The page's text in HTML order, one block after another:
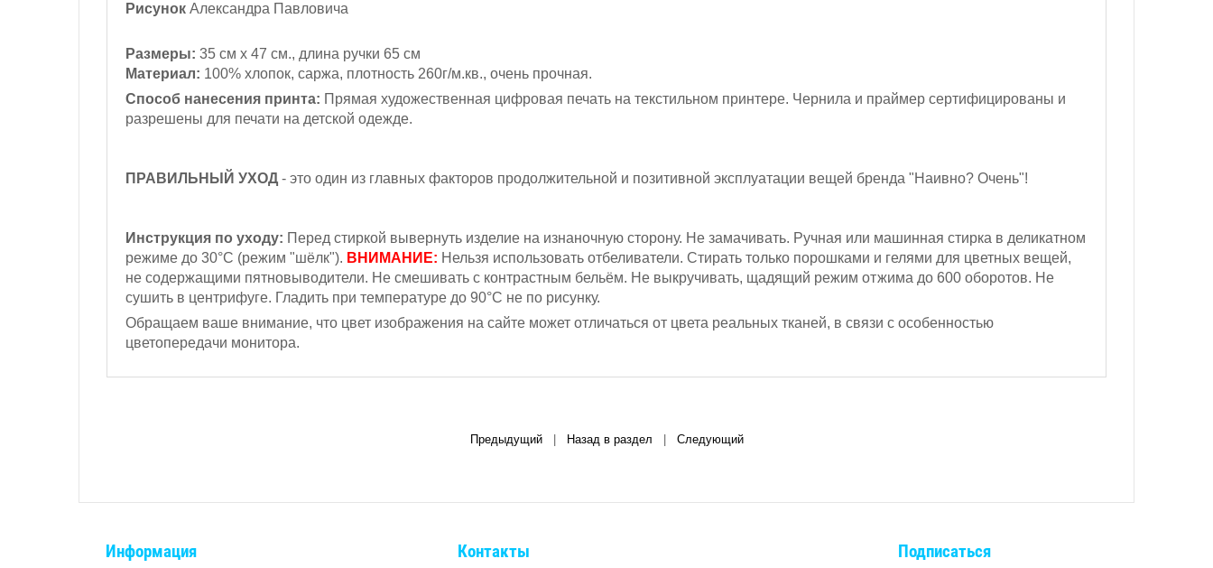
Рисунок Александра Павловича
Размеры: 35 см х 47 см., длина ручки 65 см
Материал: 100% хлопок, саржа, плотность 260г/м.кв., очень прочная.
Способ нанесения принта: Прямая художественная цифровая печать на текстильном принтере. Чернила и праймер сертифицированы и
разрешены для печати на детской одежде.
ПРАВИЛЬНЫЙ УХОД - это один из главных факторов продолжительной и позитивной эксплуатации вещей бренда "Наивно? Очень"!
Инструкция по уходу: Перед стиркой вывернуть изделие на изнаночную сторону. Не замачивать. Ручная или машинная стирка в деликатном
режиме до 30°С (режим "шёлк"). ВНИМАНИЕ: Нельзя использовать отбеливатели. Стирать только порошками и гелями для цветных вещей,
не содержащими пятновыводители. Не смешивать с контрастным бельём. Не выкручивать, щадящий режим отжима до 600 оборотов. Не
сушить в центрифуге. Гладить при температуре до 90°С не по рисунку.
Обращаем ваше внимание, что цвет изображения на сайте может отличаться от цвета реальных тканей, в связи с особенностью
цветопередачи монитора.
Предыдущий| Назад в раздел Следующий
Информация Контакты Подписаться